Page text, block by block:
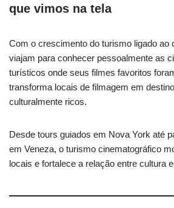
que vimos na tela
Com o crescimento do turismo ligado ao
viajam para conhecer pessoalmente as
turísticos onde seus filmes favoritos
transforma locais de filmagem em
culturalmente ricos.
Desde tours guiados em Nova York até
em Veneza, o turismo cinematográfico
locais e fortalece a relação entre cultura